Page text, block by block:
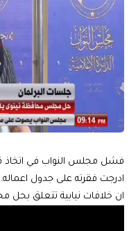
فشل مجلس النواب في اتخاذ
ادرجت فقرته على جدول
ان خلافات نيابية تتعلق